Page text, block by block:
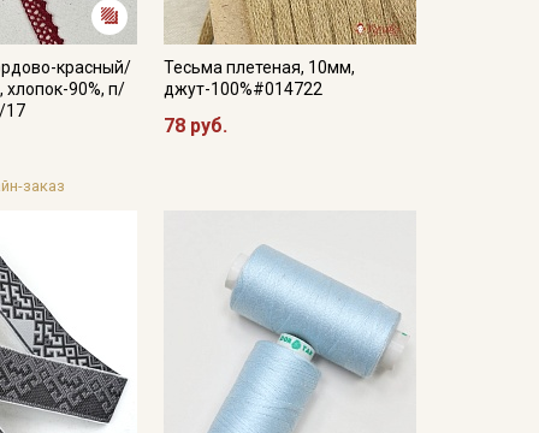
красный/
90%, п/
17
заказ
Тесьма плетеная, 10мм,
джут-100%#014722
78 руб.